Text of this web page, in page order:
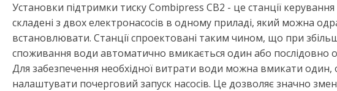
Установки підтримки тиску Combipress CB2 - це станції
складені з двох електронасосів в одному приладі, який можна
встановлювати. Станції спроектовані таким чином, що при
споживання води автоматично вмикається один або послідовно
Для забезпечення необхідної витрати води можна вмикати один,
налаштувати почерговий запуск насосів. Це дозволяє значно